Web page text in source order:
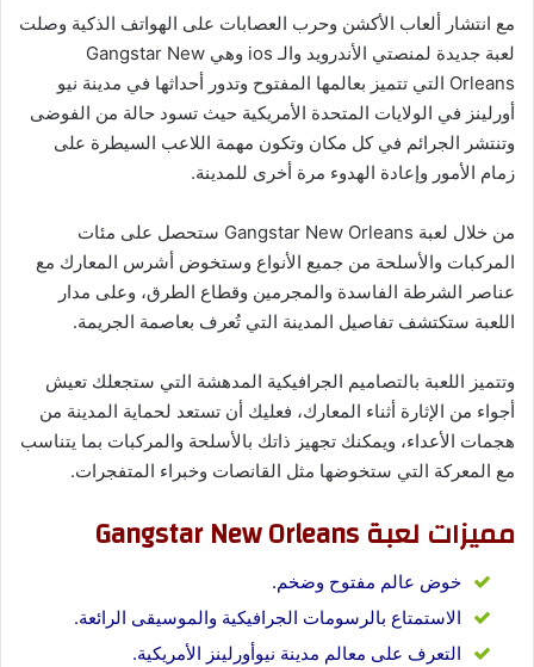
مع انتشار ألعاب الأكشن وحرب العصابات على الهواتف الذكية وصلت
لعبة جديدة لمنصتي الأندرويد والـ ios وهي Gangstar New
Orleans التي تتميز بعالمها المفتوح وتدور أحداثها في مدينة نيو
أورلينز في الولايات المتحدة الأمريكية حيث تسود حالة من الفوضى
وتنتشر الجرائم في كل مكان وتكون مهمة اللاعب السيطرة على
زمام الأمور وإعادة الهدوء مرة أخرى للمدينة.
من خلال لعبة Gangstar New Orleans ستحصل على مئات
المركبات والأسلحة من جميع الأنواع وستخوض أشرس المعارك مع
عناصر الشرطة الفاسدة والمجرمين وقطاع الطرق، وعلى مدار
اللعبة ستكتشف تفاصيل المدينة التي تُعرف بعاصمة الجريمة.
وتتميز اللعبة بالتصاميم الجرافيكية المدهشة التي ستجعلك تعيش
أجواء من الإثارة أثناء المعارك، فعليك أن تستعد لحماية المدينة من
هجمات الأعداء، ويمكنك تجهيز ذاتك بالأسلحة والمركبات بما يتناسب
مع المعركة التي ستخوضها مثل القانصات وخبراء المتفجرات.
مميزات لعبة Gangstar New Orleans
خوض عالم مفتوح وضخم.
الاستمتاع بالرسومات الجرافيكية والموسيقى الرائعة.
التعرف على معالم مدينة نيوأورلينز الأمريكية.